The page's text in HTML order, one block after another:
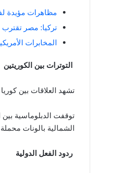
مظاهرات مؤيدة
تركيا: مصر تقترب
المخابرات
التوترات بين الكوريتين
تشهد العلاقات بين
توقفت الدبلوماسية
الشمالية بالونات
ردود الفعل الدولية